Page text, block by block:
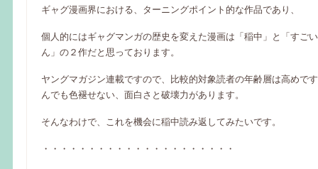
ギャグ漫画界における、ターニングポイント的な作品であり、
個人的にはギャグマンガの歴史を変えた漫画は「稲中」と「すご
ん」の２作だと思っております。
ヤングマガジン連載ですので、比較的対象読者の年齢層は高めで
んでも色褪せない、面白さと破壊力があります。
そんなわけで、これを機会に稲中読み返してみたいです。
・・・・・・・・・・・・・・・・・・・・・